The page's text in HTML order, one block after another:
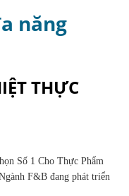
năng
THỰC
Số 1 Cho Thực Phẩm
F&B đang phát triển